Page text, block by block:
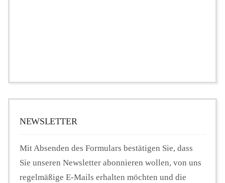
NEWSLETTER
Mit Absenden des Formulars bestätigen Sie, dass
Sie unseren Newsletter abonnieren wollen, von uns
regelmäßige E-Mails erhalten möchten und die